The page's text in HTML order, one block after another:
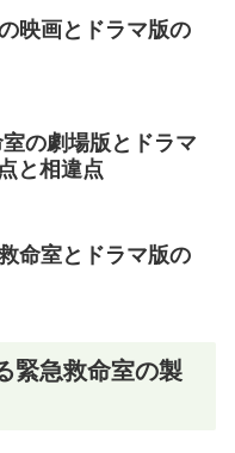
映画とドラマ版の
の劇場版とドラマ
と相違点
命室とドラマ版の
緊急救命室の製